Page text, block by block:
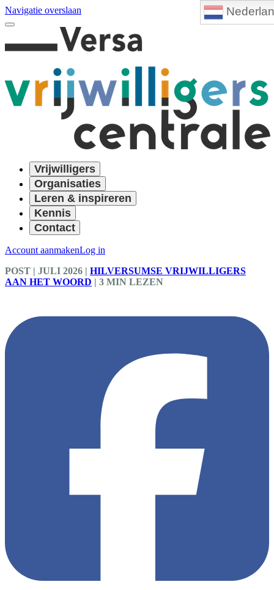
Navigatie overslaan
Vrijwilligers
Organisaties
Leren & inspireren
Kennis
Contact
Account aanmakenLog in
POST | JULI 2026 | HILVERSUMSE VRIJWILLIGERS
AAN HET WOORD | 3 MIN LEZEN